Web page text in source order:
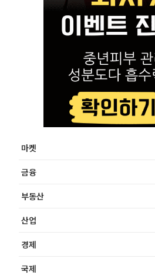
마켓
금융
부동산
산업
경제
국제